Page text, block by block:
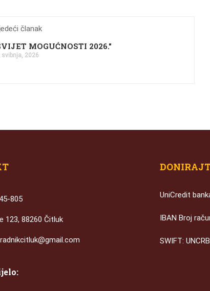
članak
MOGUĆNOSTI 2026."
svibnja, 2026
805
123, 88260 Čitluk
UniCredit
IBAN Broj
SWIFT: